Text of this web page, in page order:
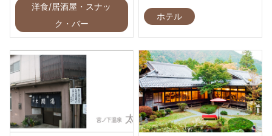
洋食/居酒屋・スナッ
ク・バー
ホテル